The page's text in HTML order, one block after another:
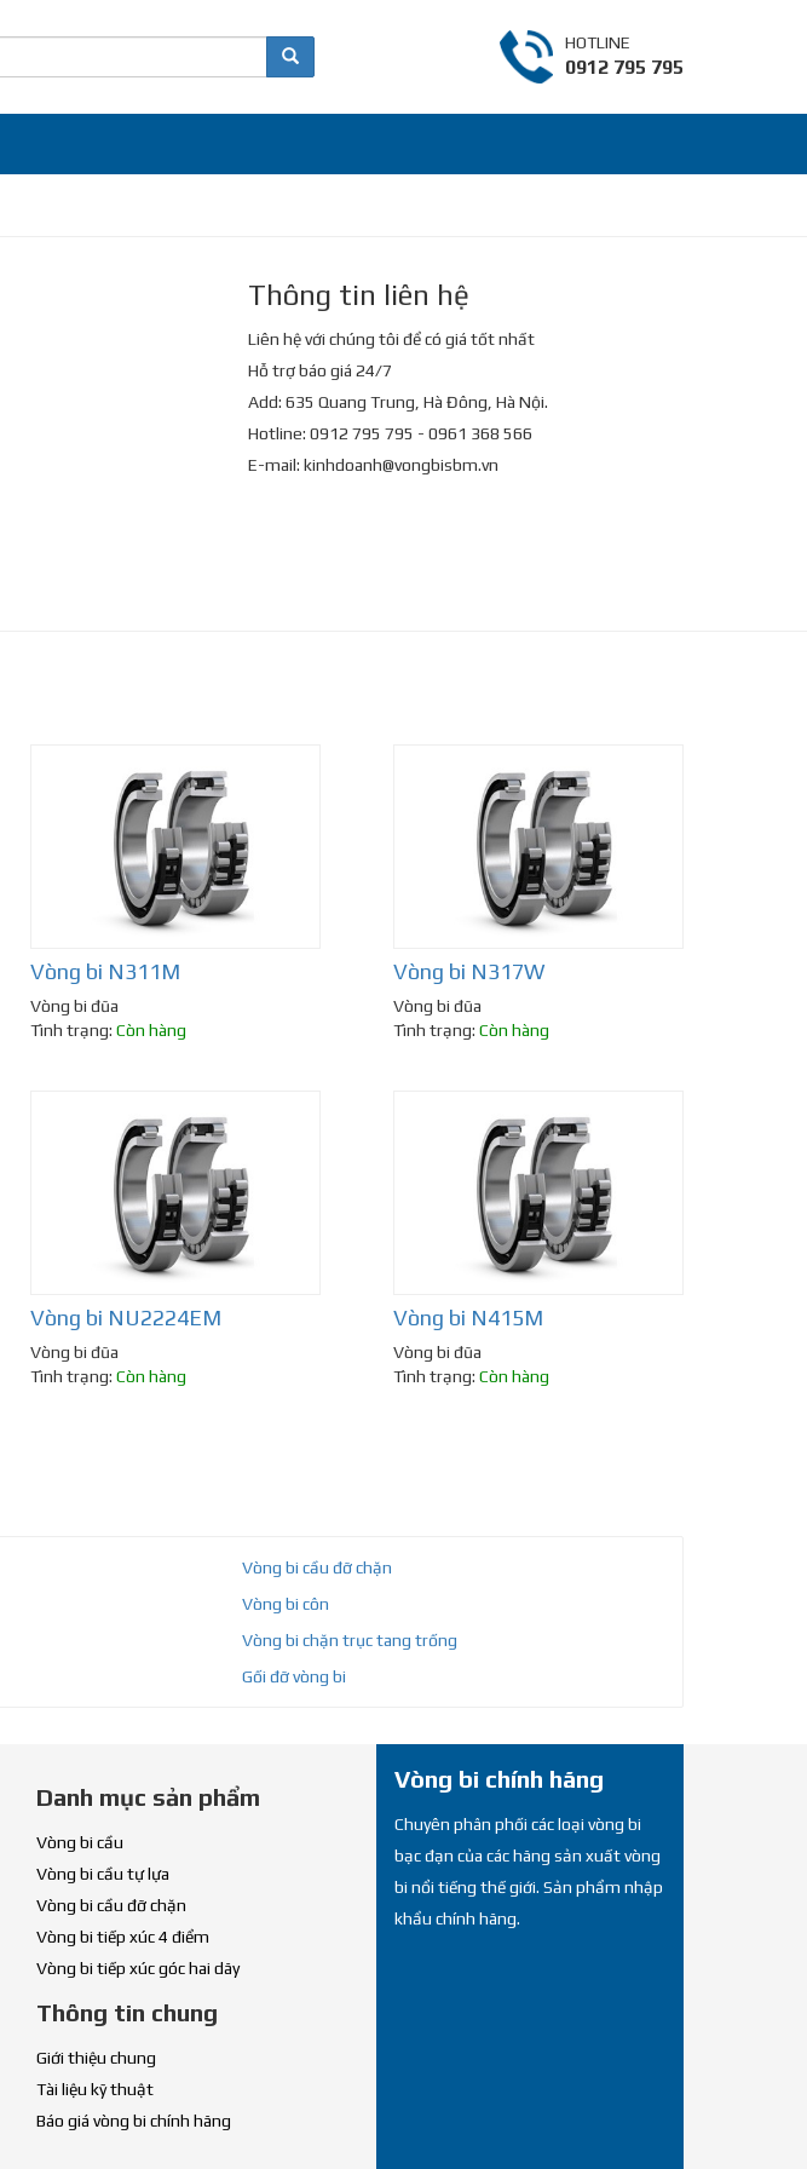
HOTLINE
0912 795 795
Thông tin liên hệ
Liên hệ với chúng tôi để có giá tốt nhất
Hỗ trợ báo giá 24/7
Add: 635 Quang Trung, Hà Đông, Hà Nội.
Hotline: 0912 795 795 - 0961 368 566
E-mail: kinhdoanh@vongbisbm.vn
Vòng bi N311M
Vòng bi đũa
Tình trạng: Còn hàng
Vòng bi N317W
Vòng bi đũa
Tình trạng: Còn hàng
Vòng bi NU2224EM
Vòng bi đũa
Tình trạng: Còn hàng
Vòng bi N415M
Vòng bi đũa
Tình trạng: Còn hàng
Vòng bi cầu đỡ chặn
Vòng bi côn
Vòng bi chặn trục tang trống
Gối đỡ vòng bi
Danh mục sản phẩm
Vòng bi cầu
Vòng bi cầu tự lựa
Vòng bi cầu đỡ chặn
Vòng bi tiếp xúc 4 điểm
Vòng bi tiếp xúc góc hai dãy
Thông tin chung
Giới thiệu chung
Tài liệu kỹ thuật
Báo giá vòng bi chính hãng
Vòng bi chính hãng
Chuyên phân phối các loại vòng bi
bạc đạn của các hãng sản xuất vòng
bi nổi tiếng thế giới. Sản phẩm nhập
khẩu chính hãng.